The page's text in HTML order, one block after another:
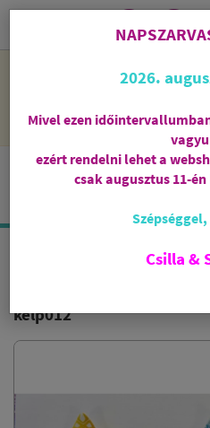
NAPSZARVAS SZÜNET: 2026.
i
CSILLAG
kelp012
2026.
Mivel ezen
ezért rendelni lehet a
csak augusztus 11-
Csilla &